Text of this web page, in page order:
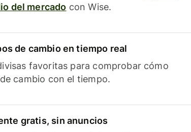
del mercado con Wise.
de cambio en tiempo real
favoritas para comprobar cómo
cambio con el tiempo.
gratis, sin anuncios